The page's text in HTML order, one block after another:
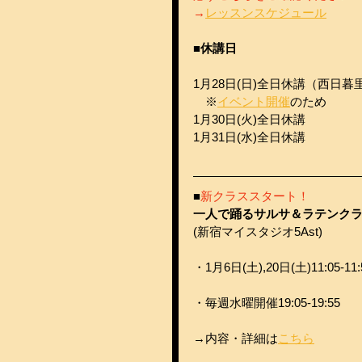
→ レッスンスケジュール
■休講日
1月28日(日)全日休講（西日暮
※イベント開催のため
1月30日(火)全日休講
1月31日(水)全日休講
■新クラススタート！
一人で踊るサルサ＆ラテンク
(新宿マイスタジオ5Ast)
・ 1月6日(土),20日(土)11:05-
・毎週水曜開催19:05-19:55
→内容・詳細はこちら